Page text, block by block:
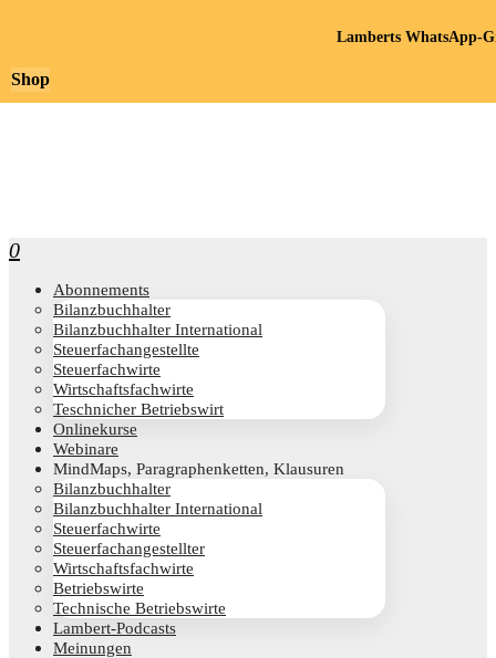
0
Abon­ne­ments
Bilanz­buch­hal­ter
Bilanz­buch­hal­ter International
Steu­er­fach­an­ge­stell­te
Steu­er­fach­wir­te
Wirt­schafts­fach­wir­te
Teschni­cher Betriebswirt
Online­kur­se
Web­i­na­re
Mind­Maps, Para­gra­phen­ket­ten, Klausuren
Bilanz­buch­hal­ter
Bilanz­buch­hal­ter International
Steu­er­fach­wir­te
Steu­er­fach­an­ge­stell­ter
Wirt­schafts­fach­wir­te
Betriebs­wir­te
Tech­ni­sche Betriebswirte
Lam­­bert-Pod­­casts
Mei­nun­gen
Shop
Lamberts WhatsApp-